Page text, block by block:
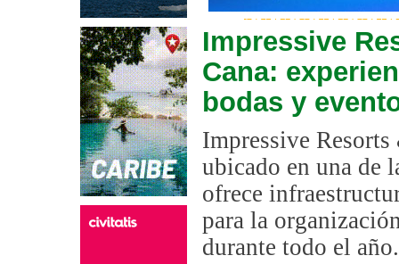
Impressive
Cana:
bodas y
Impressive Resorts
ubicado en una de
ofrece
para la
durante todo el año.